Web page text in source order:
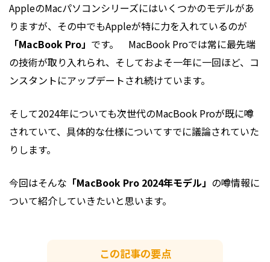
AppleのMacパソコンシリーズにはいくつかのモデルがあ
りますが、その中でもAppleが特に力を入れているのが
「MacBook Pro」 です。 MacBook Proでは常に最先端
の技術が取り入れられ、そしておよそ一年に一回ほど、コ
ンスタントにアップデートされ続けています。
そして2024年についても次世代のMacBook Proが既に噂
されていて、具体的な仕様についてすでに議論されていた
りします。
今回はそんな 「MacBook Pro 2024年モデル」 の噂情報に
ついて紹介していきたいと思います。
この記事の要点